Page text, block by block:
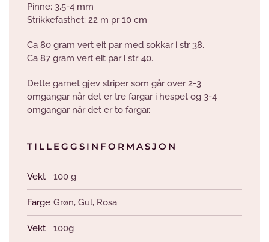
Pinne: 3,5-4 mm
Strikkefasthet: 22 m pr 10 cm
Ca 80 gram vert eit par med sokkar i str 38.
Ca 87 gram vert eit par i str. 40.
Dette garnet gjev striper som går over 2-3
omgangar når det er tre fargar i hespet og 3-4
omgangar når det er to fargar.
TILLEGGSINFORMASJON
Vekt 100 g
Farge Grøn, Gul, Rosa
Vekt 100g